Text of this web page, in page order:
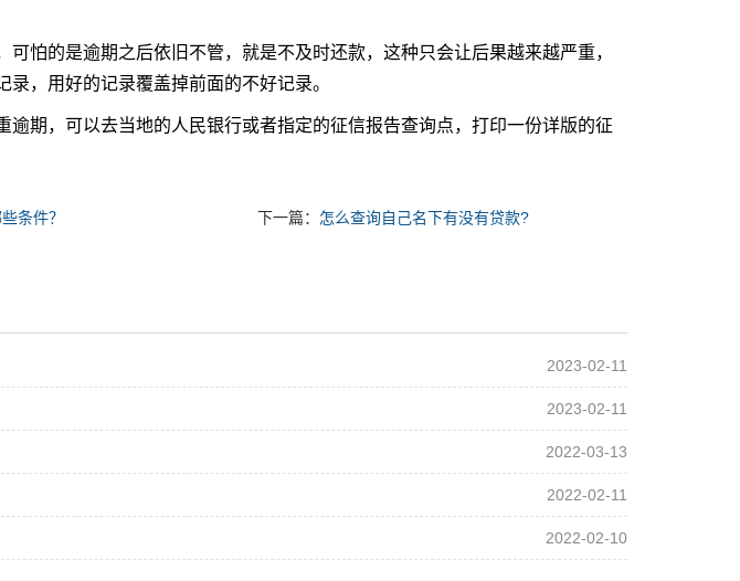
的是逾期之后依旧不管，就是不及时还款，这种只会让后果越来越严重，
，用好的记录覆盖掉前面的不好记录。
期，可以去当地的人民银行或者指定的征信报告查询点，打印一份详版的征
条件？ 下一篇： 怎么查询自己名下有没有贷款?
2023-02-11
2023-02-11
2022-03-13
2022-02-11
2022-02-10